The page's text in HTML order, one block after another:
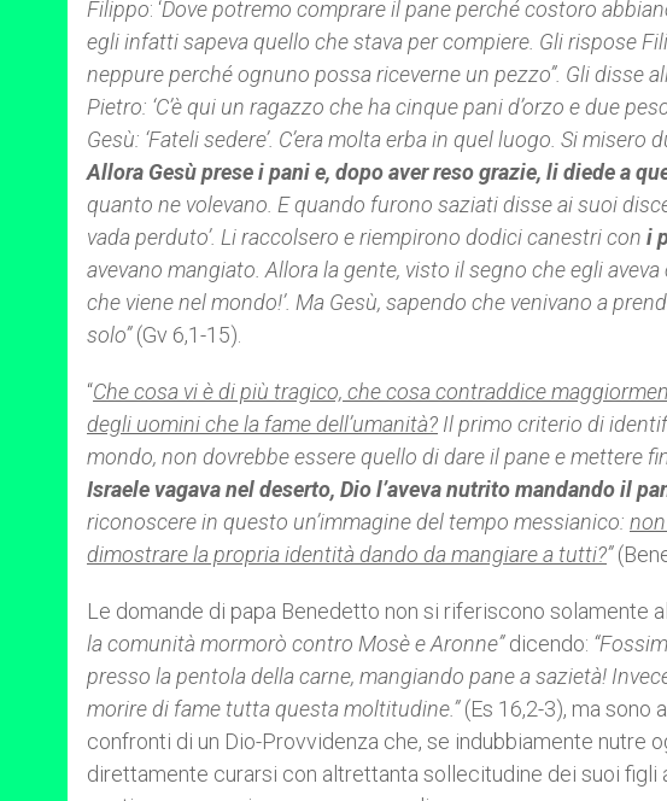
Filippo: ‘Dove potremo comprare il pane perché costoro
egli infatti sapeva quello che stava per compiere. Gli rispose
neppure perché ognuno possa riceverne un pezzo”. Gli disse
Pietro: ‘C’è qui un ragazzo che ha cinque pani d’orzo e due
Gesù: ‘Fateli sedere’. C’era molta erba in quel luogo. Si
Allora Gesù prese i pani e, dopo aver reso grazie, li diede a
quanto ne volevano. E quando furono saziati disse ai suoi
vada perduto’. Li raccolsero e riempirono dodici canestri con i
avevano mangiato. Allora la gente, visto il segno che egli
che viene nel mondo!’. Ma Gesù, sapendo che venivano a
solo”(Gv 6,1-15).
“Che cosa vi è di più tragico, che cosa contraddice
degli uomini che la fame dell’umanità? Il primo criterio di
mondo, non dovrebbe essere quello di dare il pane e mettere
Israele vagava nel deserto, Dio l’aveva nutrito mandando il
riconoscere in questo un’immagine del tempo messianico:
dimostrare la propria identità dando da mangiare a tutti?”
Le domande di papa Benedetto non si riferiscono solamente
la comunità mormorò contro Mosè e Aronne”dicendo:
presso la pentola della carne, mangiando pane a sazietà!
morire di fame tutta questa moltitudine.”(Es 16,2-3), ma sono
confronti di un Dio-Provvidenza che, se indubbiamente nutre
direttamente curarsi con altrettanta sollecitudine dei suoi figli